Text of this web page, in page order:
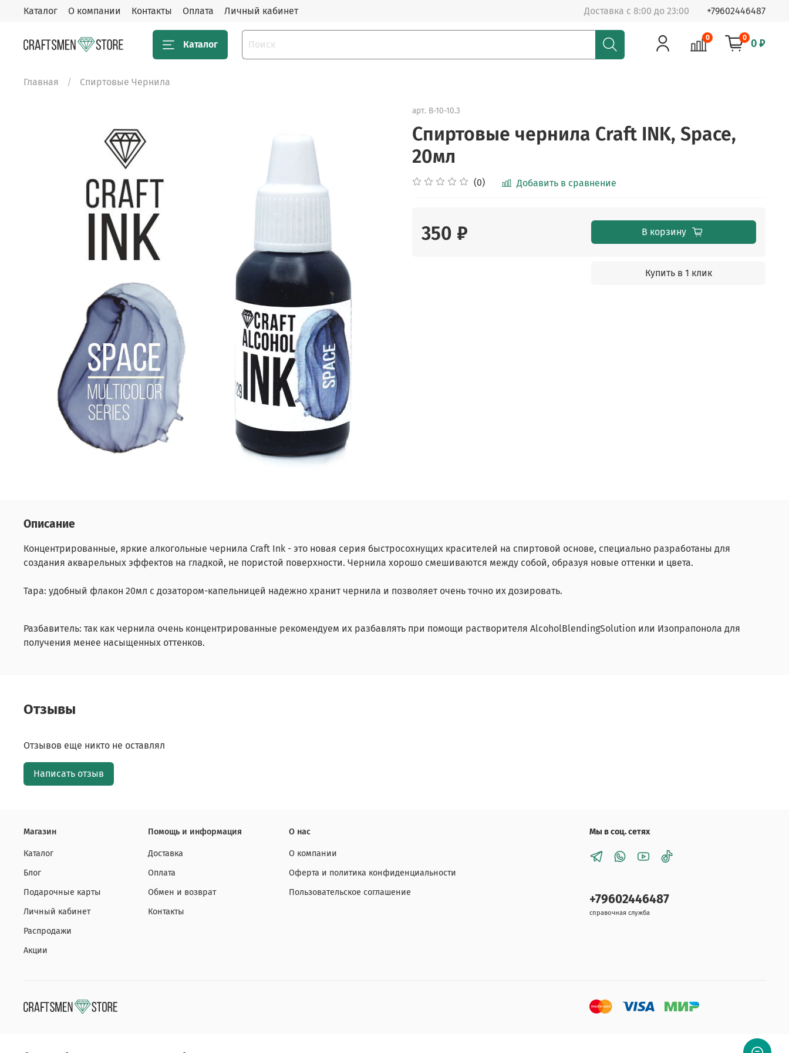
Каталог О компании Контакты Оплата Личный кабинет Доставка с 8:00 до 23:00 +79602446487
Каталог
0 0 0 ₽
Главная Спиртовые Чернила
арт. B-10-10.3
Спиртовые чернила Craft INK, Space,
20мл
(0) Добавить в сравнение
350 ₽ В корзину
Купить в 1 клик
Описание
Концентрированные, яркие алкогольные чернила Craft Ink - это новая серия быстросохнущих красителей на спиртовой основе, специально разработаны для
создания акварельных эффектов на гладкой, не пористой поверхности. Чернила хорошо смешиваются между собой, образуя новые оттенки и цвета.
Тара: удобный флакон 20мл с дозатором-капельницей надежно хранит чернила и позволяет очень точно их дозировать.
Разбавитель: так как чернила очень концентрированные рекомендуем их разбавлять при помощи растворителя AlcoholBlendingSolution или Изопрапонола для
получения менее насыщенных оттенков.
Отзывы
Отзывов еще никто не оставлял
Написать отзыв
Магазин
Каталог
Блог
Подарочные карты
Личный кабинет
Распродажи
Акции
Помощь и информация
Доставка
Оплата
Обмен и возврат
Контакты
О нас
О компании
Оферта и политика конфиденциальности
Пользовательское соглашение
Мы в соц. сетях
+79602446487
справочная служба